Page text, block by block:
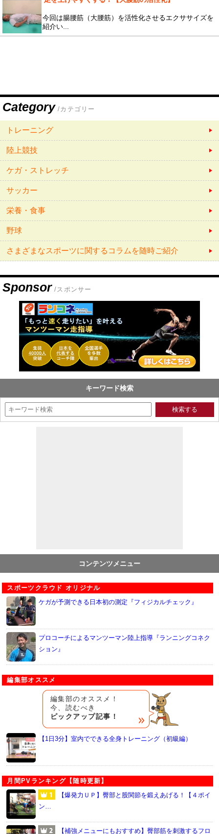
今回は腸腰筋（大腰筋）を活性化させるエクササイズを
紹介い...
Category /カテゴリー
トレーニング
陸上競技
ケガ・ストレッチ
サッカー
栄養・食事
野球
さまざまなスポーツに関するコラムを随時ご紹介
Sponsor /スポンサー
キーワード検索
コンテンツメニュー
スポーツクラウド オリジナル
ケガが予測できる日本初の測定『フィジカルチェック』
プロコーチによるマンツーマン陸上指導『ランニングコネク
ション』
編集部オススメ
編集部のオススメ！
今、読むべき
ピックアップ記事！
【1日3分】室内でできる全身トレーニング（初級編）
月間PVランキング【随時更新】
【爆発力ＵＰ】臀部と股関節を鍛えあげる！【４ポイ
ン…
【補強メニューにもおすすめ】臀部筋を刺激するフロ